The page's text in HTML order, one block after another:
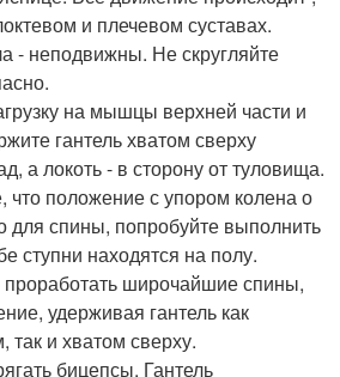
и плечевом суставах.
- неподвижны. Не скругляйте
на мышцы верхней части и
гантель хватом сверху
а локоть - в сторону от туловища.
что положение с упором колена о
спины, попробуйте выполнить
ступни находятся на полу.
широчайшие спины,
удерживая гантель как
и хватом сверху.
бицепсы. Гантель